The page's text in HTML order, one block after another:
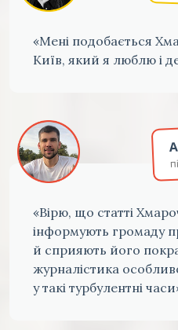
«Мені подобається
Київ, який я люблю і
«Вірю, що статті
інформують громаду
й сприяють його
журналістика
у такі турбулентні